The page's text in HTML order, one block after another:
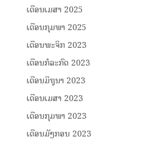
ເດືອນເມສາ 2025
ເດືອນກຸມພາ 2025
ເດືອນພະຈິກ 2023
ເດືອນກໍລະກົດ 2023
ເດືອນມິຖຸນາ 2023
ເດືອນເມສາ 2023
ເດືອນກຸມພາ 2023
ເດືອນມັງກອນ 2023